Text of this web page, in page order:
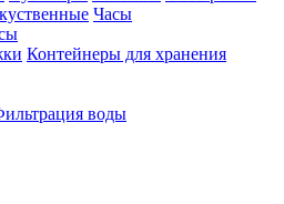
Часы
Контейнеры для хранения
воды